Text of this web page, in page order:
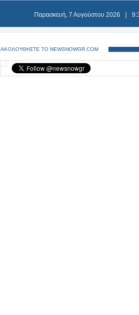
Παρασκευή, 7 Αυγούστου 2026
ΑΚΟΛΟΥΘΗΣΤΕ ΤΟ NEWSNOWGR.COM